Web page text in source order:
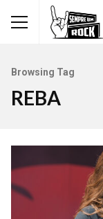
Browsing Tag
REBA